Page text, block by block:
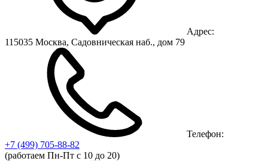
Адрес:
115035 Москва, Садовническая наб., дом 79
Телефон:
+7 (499) 705-88-82
(работаем Пн-Пт с 10 до 20)